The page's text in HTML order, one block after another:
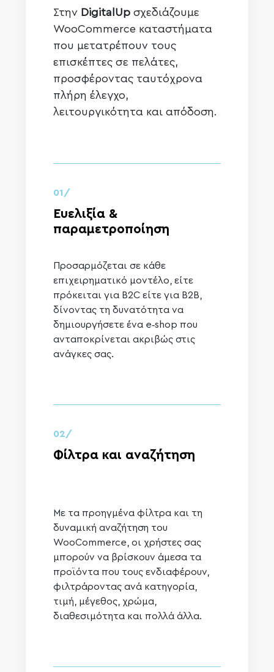
Στην DigitalUp σχεδιάζουμε
WooCommerce καταστήματα
που μετατρέπουν τους
επισκέπτες σε πελάτες,
προσφέροντας ταυτόχρονα
πλήρη έλεγχο,
λειτουργικότητα και απόδοση.
01/
Ευελιξία &
παραμετροποίηση
Προσαρμόζεται σε κάθε
επιχειρηματικό μοντέλο, είτε
πρόκειται για B2C είτε για B2B,
δίνοντας τη δυνατότητα να
δημιουργήσετε ένα e‑shop που
ανταποκρίνεται ακριβώς στις
ανάγκες σας.
02/
Φίλτρα και αναζήτηση
Με τα προηγμένα φίλτρα και τη
δυναμική αναζήτηση του
WooCommerce, οι χρήστες σας
μπορούν να βρίσκουν άμεσα τα
προϊόντα που τους ενδιαφέρουν,
φιλτράροντας ανά κατηγορία,
τιμή, μέγεθος, χρώμα,
διαθεσιμότητα και πολλά άλλα.